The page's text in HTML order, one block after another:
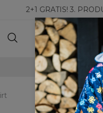
2+1 GRATIS! 3.
100-